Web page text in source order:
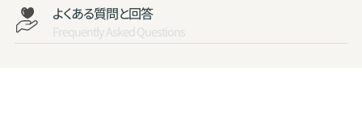
よくある質問と回答
Frequently Asked Questions